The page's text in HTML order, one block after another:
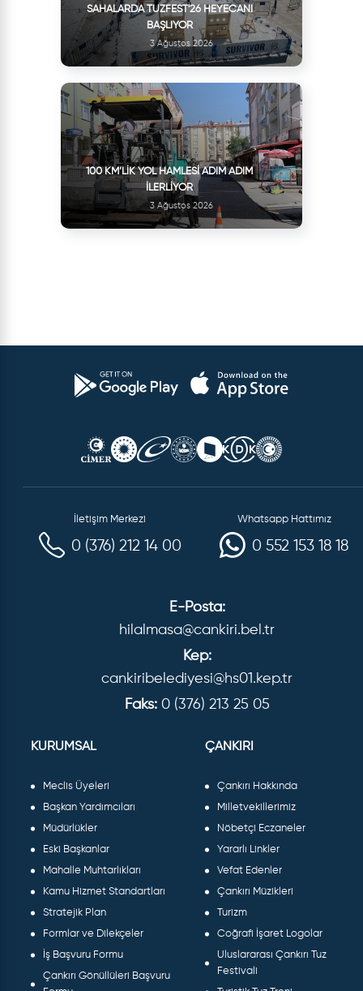
SAHALARDA TUZFEST'26 HEYECANI
BAŞLIYOR
3 Ağustos 2026
100 KM’LIK YOL HAMLESI ADIM ADIM
İLERLIYOR
3 Ağustos 2026
İletişim Merkezi
0 (376) 212 14 00
Whatsapp Hattımız
0 552 153 18 18
E-Posta:
hilalmasa@cankiri.bel.tr
Kep:
cankiribelediyesi@hs01.kep.tr
Faks: 0 (376) 213 25 05
KURUMSAL
Meclis Üyeleri
Başkan Yardımcıları
Müdürlükler
Eski Başkanlar
Mahalle Muhtarlıkları
Kamu Hizmet Standartları
Stratejik Plan
Formlar ve Dilekçeler
İş Başvuru Formu
Çankırı Gönüllüleri Başvuru
ÇANKIRI
Çankırı Hakkında
Milletvekillerimiz
Nöbetçi Eczaneler
Yararlı Linkler
Vefat Edenler
Çankırı Müzikleri
Turizm
Coğrafi İşaret Logolar
Uluslararası Çankırı Tuz
Festivali